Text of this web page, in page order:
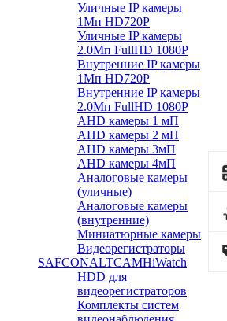
Уличные IP камеры
1Мп HD720P
Уличные IP камеры
2.0Мп FullHD 1080P
Внутренние IP камеры
1Мп HD720P
Внутренние IP камеры
2.0Мп FullHD 1080P
AHD камеры 1 мП
AHD камеры 2 мП
AHD камеры 3мП
AHD камеры 4мП
Аналоговые камеры
(уличные)
Аналоговые камеры
(внутренние)
Миниатюрные камеры
Видеорегистраторы
SAFCONALTCAMHiWatch
HDD для
видеорегистраторов
Комплекты систем